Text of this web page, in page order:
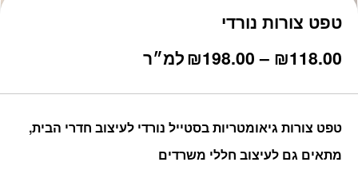
טפט צורות נורדי
₪118.00
–
₪198.00
טווח
⁦₪118.00⁩
עד
⁦₪198.00⁩
למ״ר
טפט צורות גיאומטריות בסטייל נורדי לעיצוב חדרי הבית,
מתאים גם לעיצוב חללי משרדים